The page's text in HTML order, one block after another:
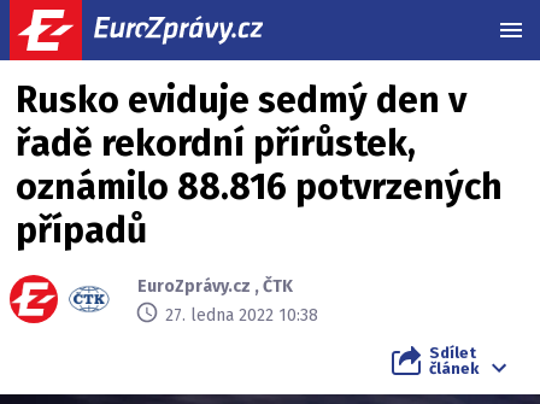
Rusko eviduje sedmý den v
řadě rekordní přírůstek,
oznámilo 88.816 potvrzených
případů
EuroZprávy.cz ,ČTK
27. ledna 2022 10:38
Sdílet
článek